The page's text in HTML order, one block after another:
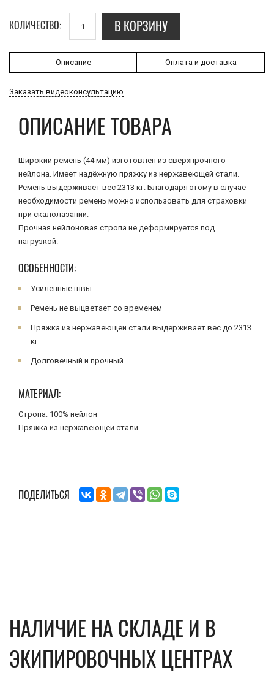
КОЛИЧЕСТВО: В КОРЗИНУ
Описание Оплата и доставка
Заказать видеоконсультацию
ОПИСАНИЕ ТОВАРА
Широкий ремень (44 мм) изготовлен из сверхпрочного
нейлона. Имеет надёжную пряжку из нержавеющей стали.
Ремень выдерживает вес 2313 кг. Благодаря этому в случае
необходимости ремень можно использовать для страховки
при скалолазании.
Прочная нейлоновая стропа не деформируется под
нагрузкой.
ОСОБЕННОСТИ:
Усиленные швы
Ремень не выцветает со временем
Пряжка из нержавеющей стали выдерживает вес до 2313
кг
Долговечный и прочный
МАТЕРИАЛ:
Стропа: 100% нейлон
Пряжка из нержавеющей стали
ПОДЕЛИТЬСЯ
НАЛИЧИЕ НА СКЛАДЕ И В
ЭКИПИРОВОЧНЫХ ЦЕНТРАХ